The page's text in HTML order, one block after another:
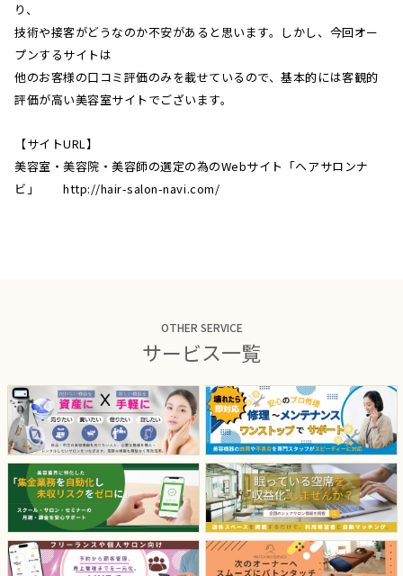
り、
技術や接客がどうなのか不安があると思います。しかし、今回オー
プンするサイトは
他のお客様の口コミ評価のみを載せているので、基本的には客観的
評価が高い美容室サイトでございます。
【サイトURL】
美容室・美容院・美容師の選定の為のWebサイト「ヘアサロンナ
ビ」 http://hair-salon-navi.com/
OTHER SERVICE
サービス一覧